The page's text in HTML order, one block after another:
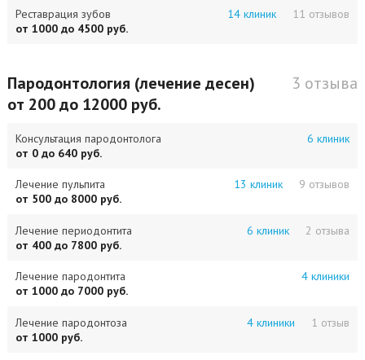
Реставрация зубов 11 отзывов
14 клиник
от 1000 до 4500 руб.
Пародонтология (лечение десен)
3 отзыва
от 200 до 12000 руб.
Консультация пародонтолога
6 клиник
от 0 до 640 руб.
Лечение пульпита 9 отзывов
13 клиник
от 500 до 8000 руб.
Лечение периодонтита 2 отзыва
6 клиник
от 400 до 7800 руб.
Лечение пародонтита
4 клиники
от 1000 до 7000 руб.
Лечение пародонтоза 1 отзыв
4 клиники
от 1000 руб.